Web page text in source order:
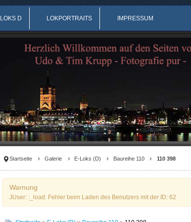
LOKS D LOKPORTRAITS IMPRESSUM
Startseite Galerie E-Loks (D) Baureihe 110 110 398
Warnung
JUser: :_load: Fehler beim Laden des Benutzers mit der ID: 62